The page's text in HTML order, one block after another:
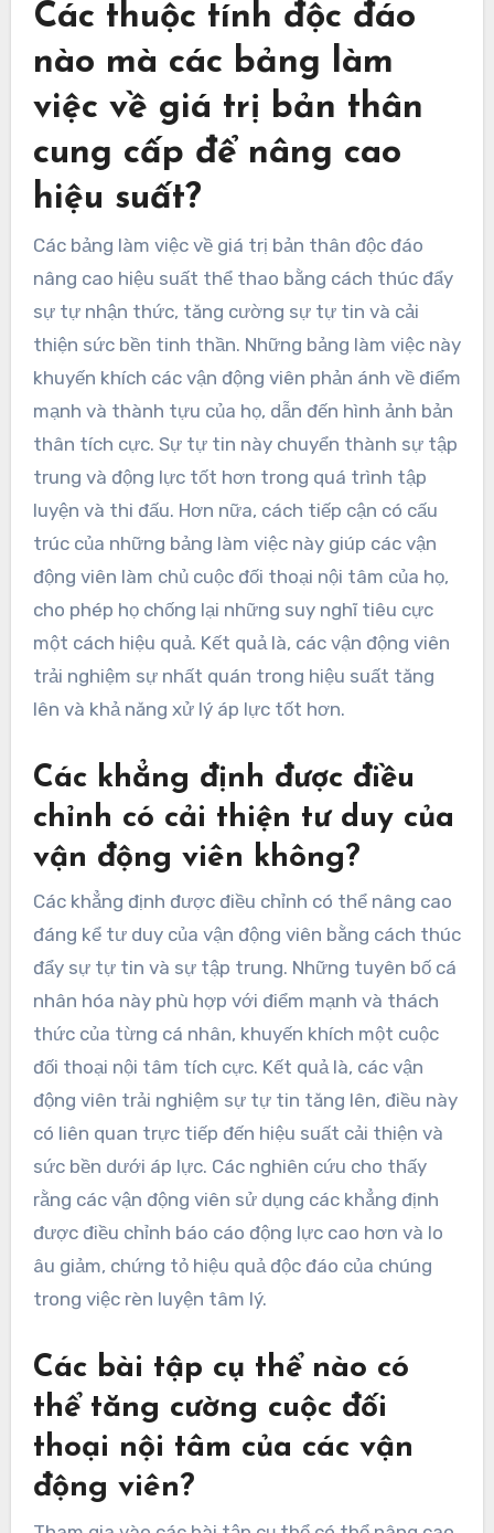
Các thuộc tính độc đáo
nào mà các bảng làm
việc về giá trị bản thân
cung cấp để nâng cao
hiệu suất?
Các bảng làm việc về giá trị bản thân độc đáo
nâng cao hiệu suất thể thao bằng cách thúc đẩy
sự tự nhận thức, tăng cường sự tự tin và cải
thiện sức bền tinh thần. Những bảng làm việc này
khuyến khích các vận động viên phản ánh về điểm
mạnh và thành tựu của họ, dẫn đến hình ảnh bản
thân tích cực. Sự tự tin này chuyển thành sự tập
trung và động lực tốt hơn trong quá trình tập
luyện và thi đấu. Hơn nữa, cách tiếp cận có cấu
trúc của những bảng làm việc này giúp các vận
động viên làm chủ cuộc đối thoại nội tâm của họ,
cho phép họ chống lại những suy nghĩ tiêu cực
một cách hiệu quả. Kết quả là, các vận động viên
trải nghiệm sự nhất quán trong hiệu suất tăng
lên và khả năng xử lý áp lực tốt hơn.
Các khẳng định được điều
chỉnh có cải thiện tư duy của
vận động viên không?
Các khẳng định được điều chỉnh có thể nâng cao
đáng kể tư duy của vận động viên bằng cách thúc
đẩy sự tự tin và sự tập trung. Những tuyên bố cá
nhân hóa này phù hợp với điểm mạnh và thách
thức của từng cá nhân, khuyến khích một cuộc
đối thoại nội tâm tích cực. Kết quả là, các vận
động viên trải nghiệm sự tự tin tăng lên, điều này
có liên quan trực tiếp đến hiệu suất cải thiện và
sức bền dưới áp lực. Các nghiên cứu cho thấy
rằng các vận động viên sử dụng các khẳng định
được điều chỉnh báo cáo động lực cao hơn và lo
âu giảm, chứng tỏ hiệu quả độc đáo của chúng
trong việc rèn luyện tâm lý.
Các bài tập cụ thể nào có
thể tăng cường cuộc đối
thoại nội tâm của các vận
động viên?